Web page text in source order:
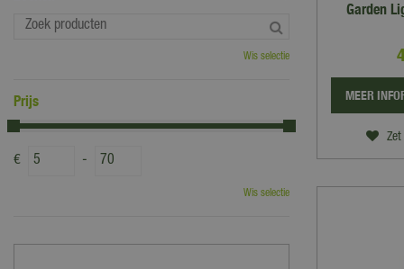
Garden
Zet
MEER
Wis selectie
Prijs
€ -
Wis selectie